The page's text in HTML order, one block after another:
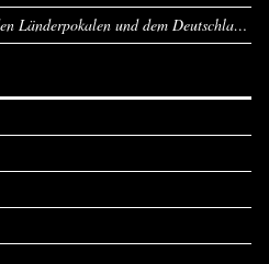
NRW-Auswahlteams siegen bei den Länderpokalen und dem Deutschlandcup an Pfingsten